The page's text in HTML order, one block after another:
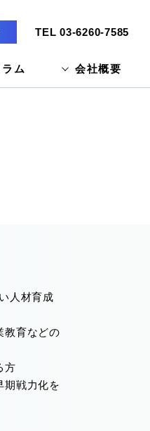
TEL 03-6260-7585
ラム 会社概要
人材育成
教育などの
方
期戦力化を